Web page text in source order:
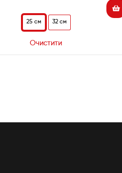
25 см 32 см
Очистити